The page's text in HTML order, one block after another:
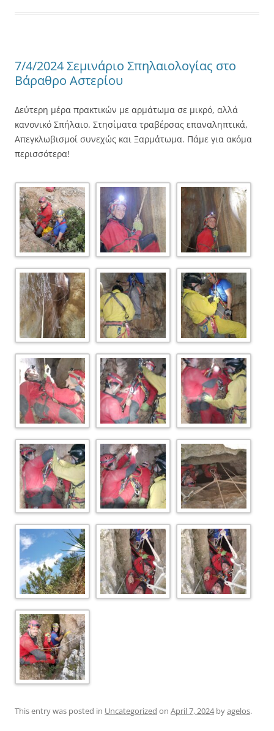
7/4/2024 Σεμινάριο Σπηλαιολογίας στο
Βάραθρο Αστερίου
Δεύτερη μέρα πρακτικών με αρμάτωμα σε μικρό, αλλά
κανονικό Σπήλαιο. Στησίματα τραβέρσας επαναληπτικά,
Απεγκλωβισμοί συνεχώς και Ξαρμάτωμα. Πάμε για ακόμα
περισσότερα!
This entry was posted in Uncategorized on April 7, 2024byagelos.